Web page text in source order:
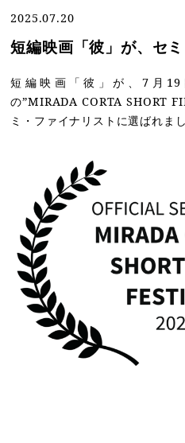
2025.07.20
短編映画「彼」が、セ
短編映画「彼」が、7月
の”MIRADA CORTA SHORT
ミ・ファイナリストに選ばれまし